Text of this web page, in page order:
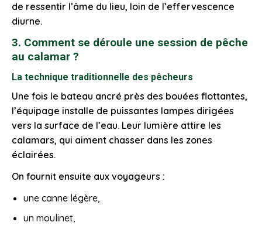
de ressentir l’âme du lieu, loin de l’effervescence
diurne.
3. Comment se déroule une session de pêche
au calamar ?
La technique traditionnelle des pêcheurs
Une fois le bateau ancré près des bouées flottantes,
l’équipage installe de puissantes lampes dirigées
vers la surface de l’eau. Leur lumière attire les
calamars, qui aiment chasser dans les zones
éclairées.
On fournit ensuite aux voyageurs :
une canne légère,
un moulinet,